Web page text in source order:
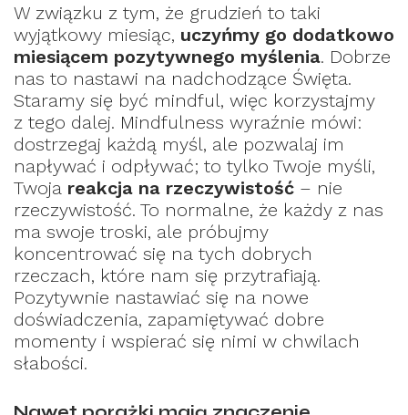
W związku z tym, że grudzień to taki
wyjątkowy miesiąc, uczyńmy go dodatkowo
miesiącem pozytywnego myślenia. Dobrze
nas to nastawi na nadchodzące Święta.
Staramy się być mindful, więc korzystajmy
z tego dalej. Mindfulness wyraźnie mówi:
dostrzegaj każdą myśl, ale pozwalaj im
napływać i odpływać; to tylko Twoje myśli,
Twoja reakcja na rzeczywistość – nie
rzeczywistość. To normalne, że każdy z nas
ma swoje troski, ale próbujmy
koncentrować się na tych dobrych
rzeczach, które nam się przytrafiają.
Pozytywnie nastawiać się na nowe
doświadczenia, zapamiętywać dobre
momenty i wspierać się nimi w chwilach
słabości.